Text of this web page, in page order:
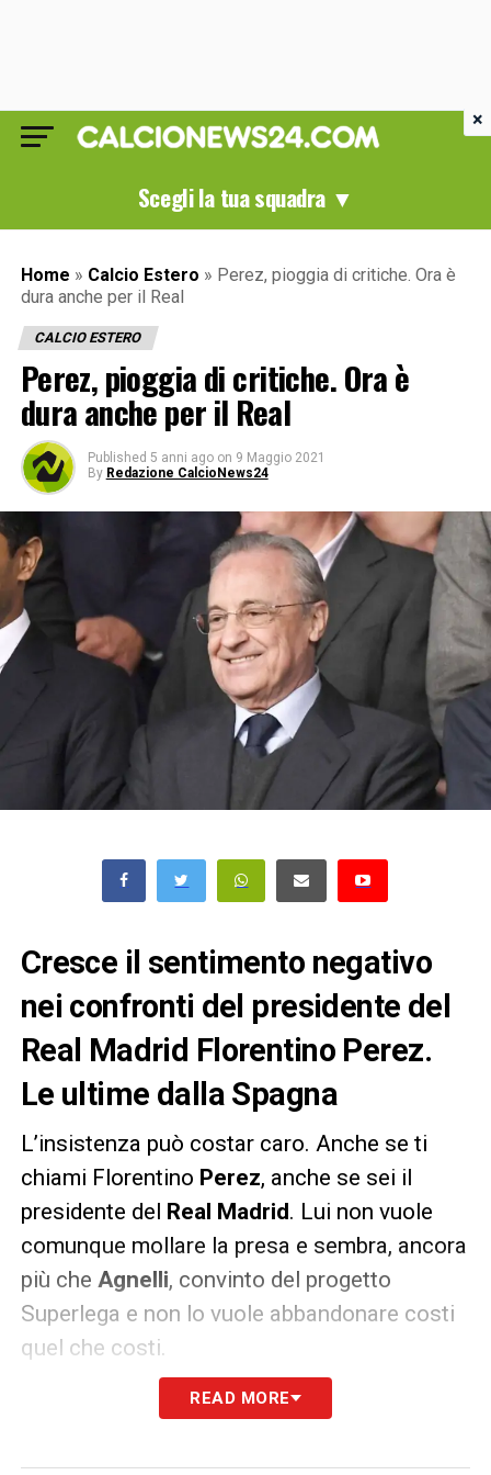
Scegli la tua squadra ▼
Home » Calcio Estero » Perez, pioggia di critiche. Ora è
dura anche per il Real
CALCIO ESTERO
Perez, pioggia di critiche. Ora è
dura anche per il Real
Published 5 anni ago on 9 Maggio 2021
By Redazione CalcioNews24
Cresce il sentimento negativo
nei confronti del presidente del
Real Madrid Florentino Perez.
Le ultime dalla Spagna
L’insistenza può costar caro. Anche se ti
chiami Florentino Perez, anche se sei il
presidente del Real Madrid. Lui non vuole
comunque mollare la presa e sembra, ancora
più che Agnelli, convinto del progetto
Superlega e non lo vuole abbandonare costi
quel che costi.
Quest’ultima espressione non piace però
READ MORE
×